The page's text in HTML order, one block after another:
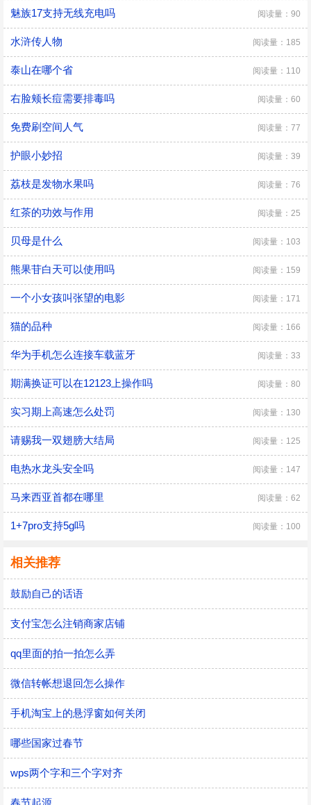
魅族17支持无线充电吗 阅读量：90
水浒传人物 阅读量：185
泰山在哪个省 阅读量：110
右脸颊长痘需要排毒吗 阅读量：60
免费刷空间人气 阅读量：77
护眼小妙招 阅读量：39
荔枝是发物水果吗 阅读量：76
红茶的功效与作用 阅读量：25
贝母是什么 阅读量：103
熊果苷白天可以使用吗 阅读量：159
一个小女孩叫张望的电影 阅读量：171
猫的品种 阅读量：166
华为手机怎么连接车载蓝牙 阅读量：33
期满换证可以在12123上操作吗 阅读量：80
实习期上高速怎么处罚 阅读量：130
请赐我一双翅膀大结局 阅读量：125
​电热水龙头安全吗 阅读量：147
马来西亚首都在哪里 阅读量：62
1+7pro支持5g吗 阅读量：100
相关推荐
鼓励自己的话语
支付宝怎么注销商家店铺
qq里面的拍一拍怎么弄
微信转帐想退回怎么操作
手机淘宝上的悬浮窗如何关闭
哪些国家过春节
wps两个字和三个字对齐
春节起源